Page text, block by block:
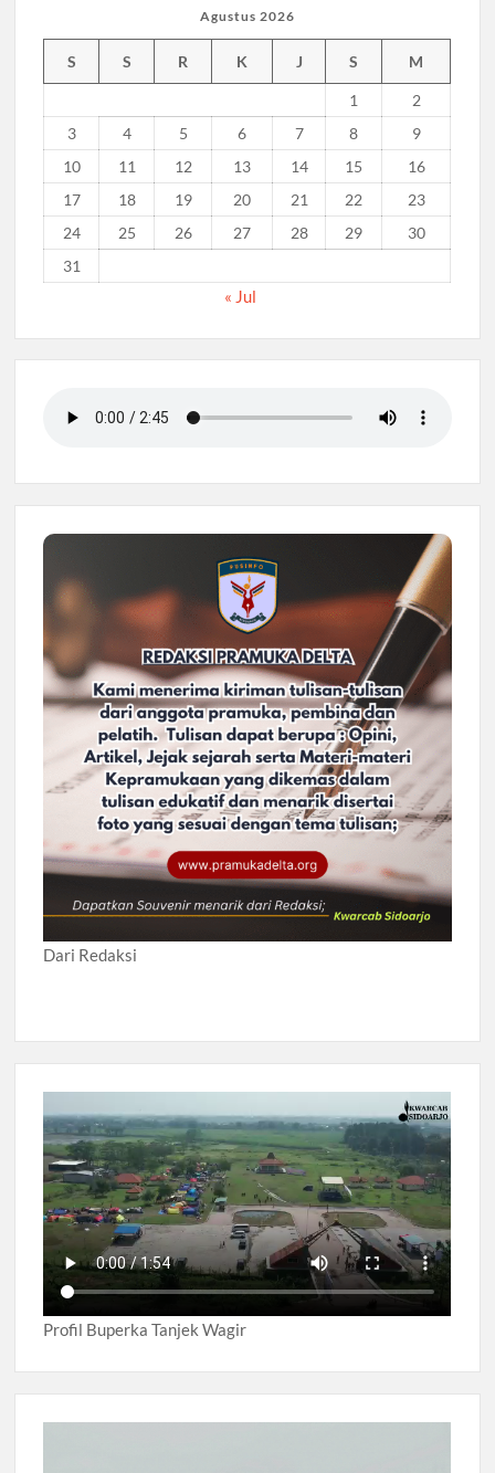
Agustus 2026
S S R K J S M
1
2
3
4 5 6 7 8
9
10
11 12 13 14 15
16
17
18 19 20 21 22
23
24
25 26 27 28 29
30
31
« Jul
Dari Redaksi
Profil Buperka Tanjek Wagir